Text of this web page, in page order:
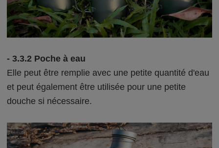
- 3.3.2 Poche à eau
Elle peut être remplie avec une petite quantité d'eau
et peut également être utilisée pour une petite
douche si nécessaire.